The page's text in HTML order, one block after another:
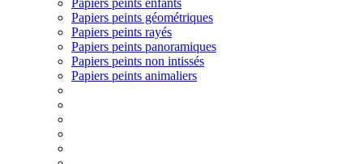
Papiers peints enfants
Papiers peints géométriques
Papiers peints rayés
Papiers peints panoramiques
Papiers peints non intissés
Papiers peints animaliers